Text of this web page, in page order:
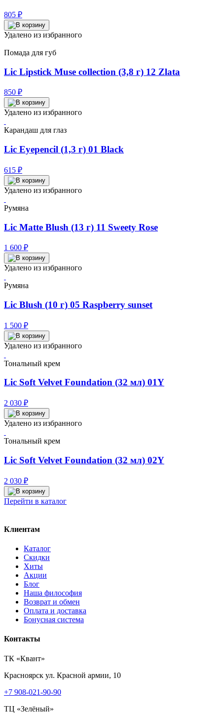
805 ₽
Удалено из избранного
Помада для губ
Lic Lipstick Muse collection (3,8 г) 12 Zlata
850 ₽
Удалено из избранного
Карандаш для глаз
Lic Eyepencil (1,3 г) 01 Black
615 ₽
Удалено из избранного
Румяна
Lic Matte Blush (13 г) 11 Sweety Rose
1 600 ₽
Удалено из избранного
Румяна
Lic Blush (10 г) 05 Raspberry sunset
1 500 ₽
Удалено из избранного
Тональный крем
Lic Soft Velvet Foundation (32 мл) 01Y
2 030 ₽
Удалено из избранного
Тональный крем
Lic Soft Velvet Foundation (32 мл) 02Y
2 030 ₽
Перейти в каталог
Клиентам
Каталог
Скидки
Хиты
Акции
Блог
Наша философия
Возврат и обмен
Оплата и доставка
Бонусная система
Контакты
ТК «Квант»
Красноярск ул. Красной армии, 10
+7 908-021-90-90
ТЦ «Зелёный»